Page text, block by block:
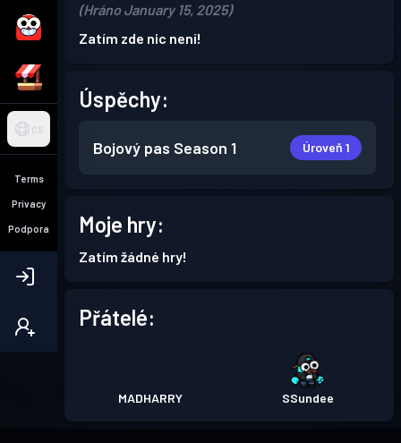
CS
Terms
Privacy
Podpora
(Hráno January 15, 2025)
Zatím zde nic není!
Úspěchy:
Bojový pas Season 1 Úroveň 1
Moje hry:
Zatím žádné hry!
Přátelé:
MADHARRY SSundee